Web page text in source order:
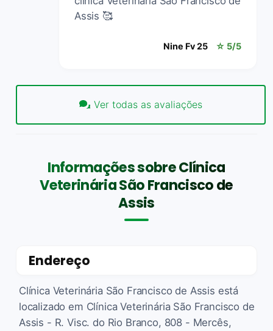
Assis 🥰
Nine Fv 25 ☆ 5/5
Ver todas as avaliações
Informações sobre Clínica
Veterinária São Francisco de
Assis
Endereço
Clínica Veterinária São Francisco de Assis está
localizado em Clínica Veterinária São Francisco de
Assis - R. Visc. do Rio Branco, 808 - Mercês,